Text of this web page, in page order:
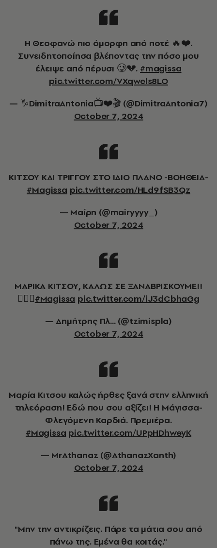
Η Θεοφανώ πιο όμορφη από ποτέ 🔥❤️.
Συνειδητοποίησα βλέποντας την πόσο μου
έλειψε από πέρυσι 🥲💔. #magissa
pic.twitter.com/VXqwels8LO
— ♑DimitraAntonia📺❤️🎬 (@DimitraAntonia7)
October 7, 2024
ΚΙΤΣΟΥ ΚΑΙ ΤΡΙΓΓΟΥ ΣΤΟ ΙΔΙΟ ΠΛΑΝΟ -ΒΟΗΘΕΙΑ-
#Magissa pic.twitter.com/HLd9fSB3Qz
— Μαίρη (@mairyyyy_)
October 7, 2024
ΜΑΡΊΚΑ ΚΙΤΣΟΥ, ΚΑΛΩΣ ΣΕ ΞΑΝΑΒΡΙΣΚΟΥΜΕ!!
🙇‍♂️✨#Magissa pic.twitter.com/iJ3dCbhaGg
— Δημήτρης Πλ... (@tzimispla)
October 7, 2024
Μαρία Κιτσου καλώς ήρθες ξανά στην ελληνική
τηλεόραση! Εδώ που σου αξίζει! Η Μάγισσα-
Φλεγόμενη Καρδιά. Πρεμιέρα.
#Magissa pic.twitter.com/UPpHDhweyK
— ΜrAthanaz (@AthanazXanth)
October 7, 2024
"Μην την αντικρίζεις. Πάρε τα μάτια σου από
πάνω της. Εμένα θα κοιτάς."